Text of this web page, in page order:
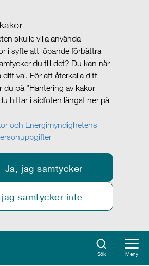
skulle vilja använda
i syfte att löpande förbättra
du till det? Du kan när
val. För att återkalla ditt
du på ”Hantering av kakor
hittar i sidfoten längst ner på
och Energimyndighetens
Ja, jag samtycker
jag samtycker inte
Sök Meny